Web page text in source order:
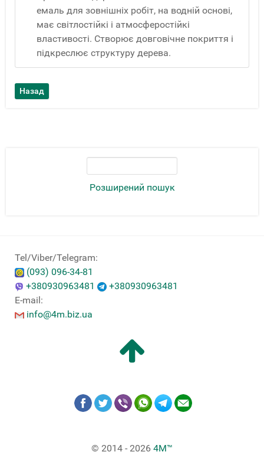
Розширений пошук
емаль для зовнішніх робіт, на водній основі,
має світлостійкі і атмосферостійкі
властивості. Створює довговічне покриття і
підкреслює структуру дерева.
Tel/Viber/Telegram:
(093) 096-34-81
+380930963481
+380930963481
E-mail:
info@4m.biz.ua
© 2014 - 2026 4M™